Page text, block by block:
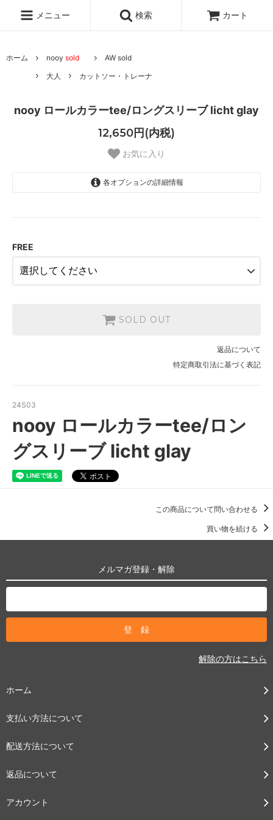
メニュー 検索 カート
ホーム nooy sold
AW sold
大人
カットソー・トレーナ
nooy ロールカラーtee/ロングスリーブ licht glay
12,650円(内税)
お気に入り
各オプションの詳細情報
FREE
SOLD OUT
返品について
特定商取引法に基づく表記
24S03
nooy ロールカラーtee/ロン
グスリーブ licht glay
この商品について問い合わせる
買い物を続ける
メルマガ登録・解除
解除の方はこちら
ホーム
支払い方法について
配送方法について
返品について
アカウント